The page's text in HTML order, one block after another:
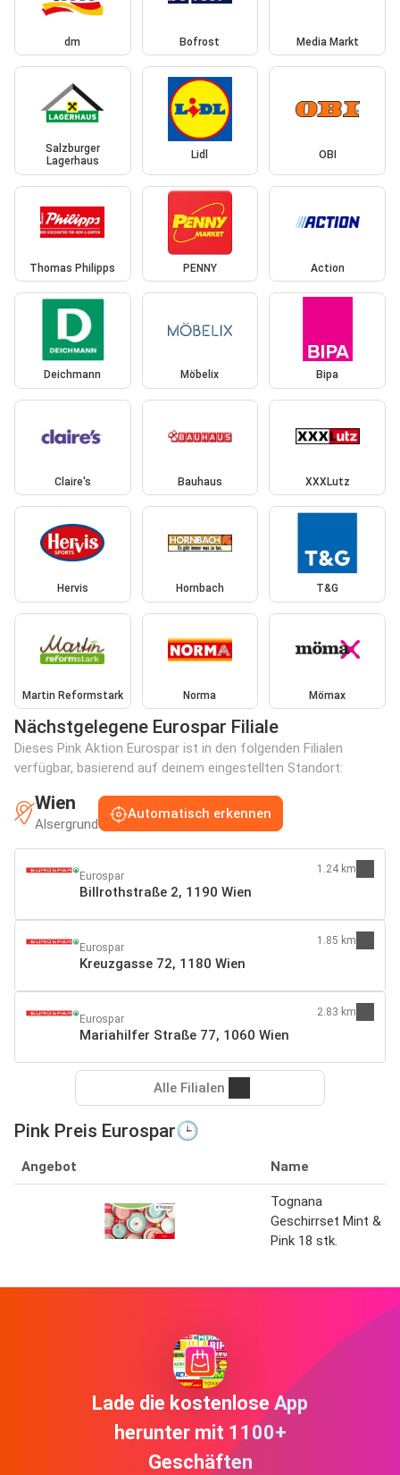
dm Bofrost Media Markt
Salzburger
Lagerhaus
Lidl OBI
Thomas Philipps PENNY Action
Deichmann Möbelix Bipa
Claire's Bauhaus XXXLutz
Hervis Hornbach T&G
Martin Reformstark Norma Mömax
Nächstgelegene Eurospar Filiale
Dieses Pink Aktion Eurospar ist in den folgenden Filialen
verfügbar, basierend auf deinem eingestellten Standort:
Wien
Alsergrund
Automatisch erkennen
Eurospar
Billrothstraße 2, 1190 Wien
1.24 km
Eurospar
Kreuzgasse 72, 1180 Wien
1.85 km
Eurospar
Mariahilfer Straße 77, 1060 Wien
2.83 km
Alle Filialen
Pink Preis Eurospar🕒
Angebot Name
Tognana
Geschirrset Mint &
Pink 18 stk.
Lade die kostenlose App
herunter mit 1100+
Geschäften